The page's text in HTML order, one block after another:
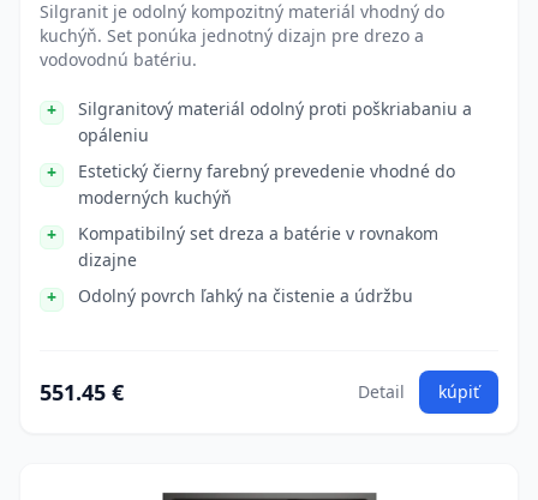
Silgranit je odolný kompozitný materiál vhodný do
kuchýň. Set ponúka jednotný dizajn pre drezo a
vodovodnú batériu.
Silgranitový materiál odolný proti poškriabaniu a
opáleniu
Estetický čierny farebný prevedenie vhodné do
moderných kuchýň
Kompatibilný set dreza a batérie v rovnakom
dizajne
Odolný povrch ľahký na čistenie a údržbu
551.45 € Detail kúpiť